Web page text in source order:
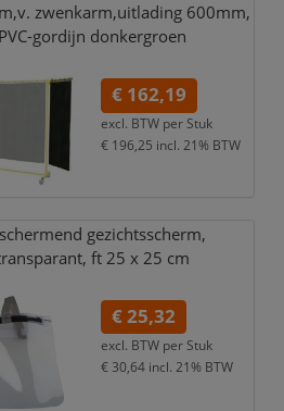
v. zwenkarm,uitlading 600mm,
PVC-gordijn donkergroen
€ 162,19
excl. BTW per Stuk
€ 196,25 incl. 21% BTW
gezichtsscherm,
ft 25 x 25 cm
€ 25,32
excl. BTW per Stuk
€ 30,64 incl. 21% BTW